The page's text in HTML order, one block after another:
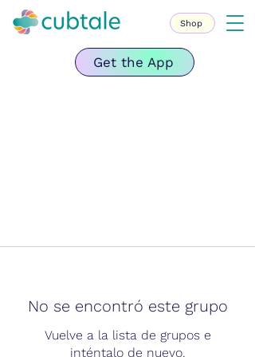
Get the App
Shop
No se encontró este grupo
Vuelve a la lista de grupos e
inténtalo de nuevo.